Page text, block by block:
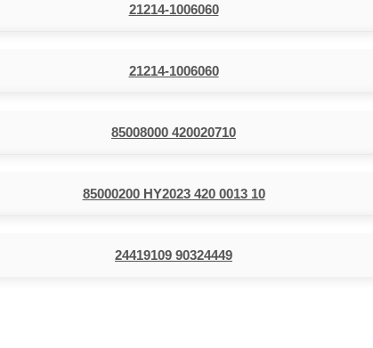
21214-1006060
21214-1006060
85008000 420020710
85000200 HY2023 420 0013 10
24419109 90324449